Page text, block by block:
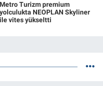
Metro Turizm premium
yolculukta NEOPLAN Skyliner
ile vites yükseltti